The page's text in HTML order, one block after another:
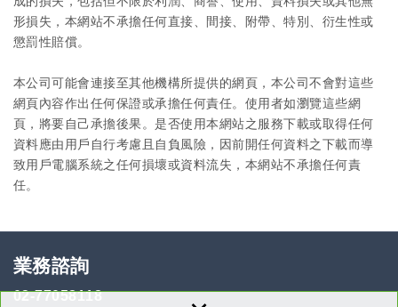
形損失，本網站不承擔任何直接、間接、附帶、特別、衍生性或
懲罰性賠償。
本公司可能會連接至其他機構所提供的網頁，本公司不會對這些
網頁內容作出任何保證或承擔任何責任。使用者如瀏覽這些網
頁，將要自己承擔後果。是否使用本網站之服務下載或取得任何
資料應由用戶自行考慮且自負風險，因前開任何資料之下載而導
致用戶電腦系統之任何損壞或資料流失，本網站不承擔任何責
任。
業務諮詢
02-77058118